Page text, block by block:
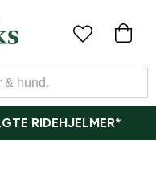
RIDEHJELMER*